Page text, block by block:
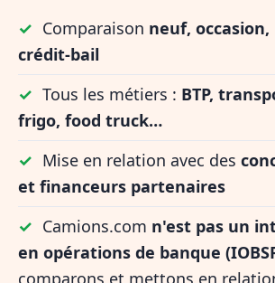
✓ Comparaison neuf, occasion,
crédit-bail
✓ Tous les métiers : BTP,
frigo, food truck…
✓ Mise en relation avec des
et financeurs partenaires
✓ Camions.com n'est pas un
en opérations de banque